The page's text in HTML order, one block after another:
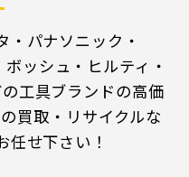
・パナソニック・
ッシュ・ヒルティ・
工具ブランドの高価
買取・リサイクルな
任せ下さい！